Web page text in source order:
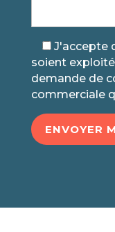
J'accepte
soient
demande de
commerciale
ENVOYER